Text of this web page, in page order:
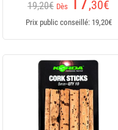
19,20€ Dès ,30€
Prix public conseillé: 19,20€